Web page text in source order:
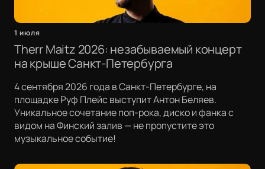
1 июля
Therr Maitz 2026: незабываемый концерт
на крыше Санкт-Петербурга
4 сентября 2026 года в Санкт-Петербурге, на
площадке Руф Плейс выступит Антон Беляев.
Уникальное сочетание поп-рока, диско и фанка с
видом на Финский залив — не пропустите это
музыкальное событие!